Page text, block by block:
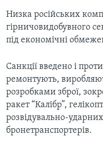
Низка російських
гірничовидобувного
під економічні
Санкції введено і
ремонтують,
розробками зброї,
ракет “Калібр”,
розвідувально-
бронетранспортерів.